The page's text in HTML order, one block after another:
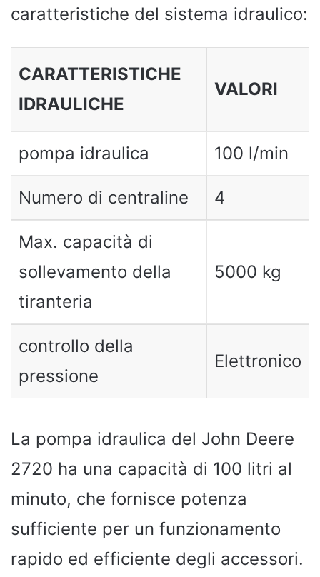
caratteristiche del sistema idraulico:
CARATTERISTICHE
IDRAULICHE
VALORI
pompa idraulica 100 l/min
Numero di centraline 4
Max. capacità di
sollevamento della
tiranteria
5000 kg
controllo della
pressione
Elettronico
La pompa idraulica del John Deere
2720 ha una capacità di 100 litri al
minuto, che fornisce potenza
sufficiente per un funzionamento
rapido ed efficiente degli accessori.